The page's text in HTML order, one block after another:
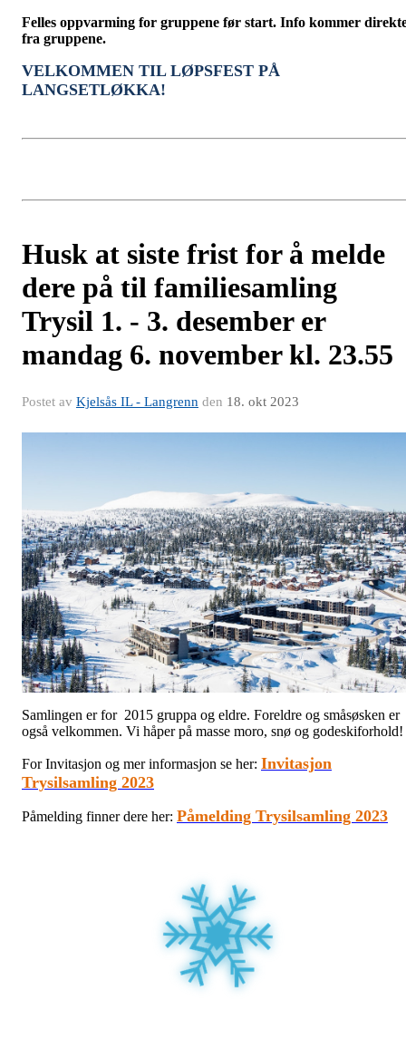
Felles oppvarming for gruppene før start. Info kommer
fra gruppene.
VELKOMMEN TIL LØPSFEST PÅ
LANGSETLØKKA!
Husk at siste frist for å melde
dere på til familiesamling
Trysil 1. - 3. desember er
mandag 6. november kl. 23.55
Postet av Kjelsås IL - Langrenn den 18. okt 2023
Samlingen er for 2015 gruppa og eldre. Foreldre og småsøsken er
også velkommen. Vi håper på masse moro, snø og godeskiforhold!
For Invitasjon og mer informasjon se her: Invitasjon
Trysilsamling 2023
Påmelding finner dere her: Påmelding Trysilsamling 2023